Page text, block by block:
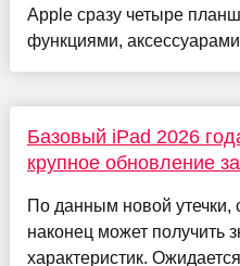
Apple сразу четыре
функциями,
Базовый iPad 2026
крупное обновление
По данным новой утечки,
наконец может получить
характеристик.